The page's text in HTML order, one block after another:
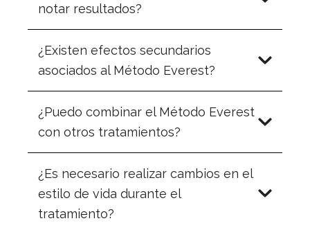
notar resultados?
¿Existen efectos secundarios
asociados al Método Everest?
¿Puedo combinar el Método Everest
con otros tratamientos?
¿Es necesario realizar cambios en el
estilo de vida durante el
tratamiento?